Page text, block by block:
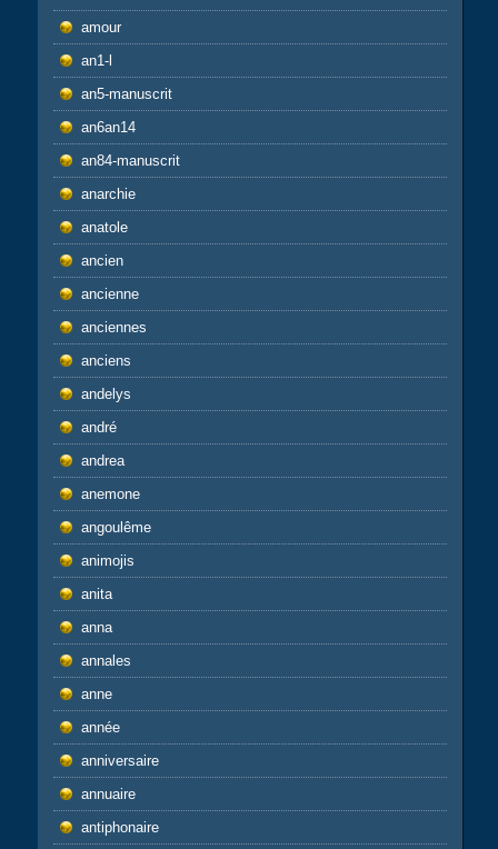
amour
an1-l
an5-manuscrit
an6an14
an84-manuscrit
anarchie
anatole
ancien
ancienne
anciennes
anciens
andelys
andré
andrea
anemone
angoulême
animojis
anita
anna
annales
anne
année
anniversaire
annuaire
antiphonaire